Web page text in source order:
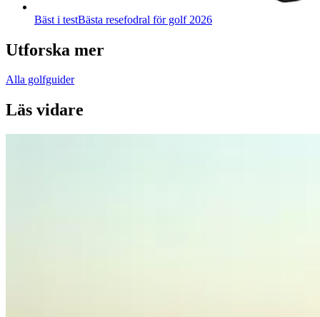
Bäst i testBästa resefodral för golf 2026
Utforska mer
Alla golfguider
Läs vidare